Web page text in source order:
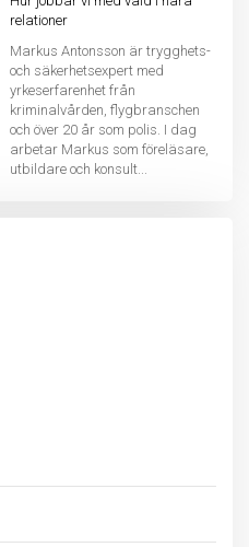
relationer
Markus Antonsson är trygghets-
och säkerhetsexpert med
yrkeserfarenhet från
kriminalvården, flygbranschen
och över 20 år som polis. I dag
arbetar Markus som föreläsare,
utbildare och konsult...